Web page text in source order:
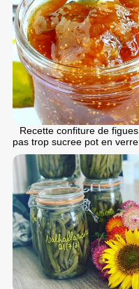
Recette confiture de figues
pas trop sucree pot en verre